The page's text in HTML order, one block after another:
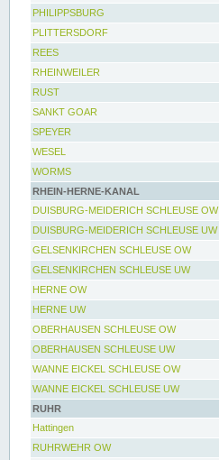
PHILIPPSBURG
PLITTERSDORF
REES
RHEINWEILER
RUST
SANKT GOAR
SPEYER
WESEL
WORMS
RHEIN-HERNE-KANAL
DUISBURG-MEIDERICH SCHLEUSE OW
DUISBURG-MEIDERICH SCHLEUSE UW
GELSENKIRCHEN SCHLEUSE OW
GELSENKIRCHEN SCHLEUSE UW
HERNE OW
HERNE UW
OBERHAUSEN SCHLEUSE OW
OBERHAUSEN SCHLEUSE UW
WANNE EICKEL SCHLEUSE OW
WANNE EICKEL SCHLEUSE UW
RUHR
Hattingen
RUHRWEHR OW